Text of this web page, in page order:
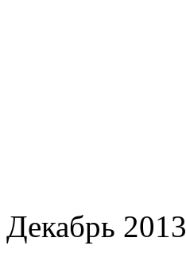
Декабрь 2013